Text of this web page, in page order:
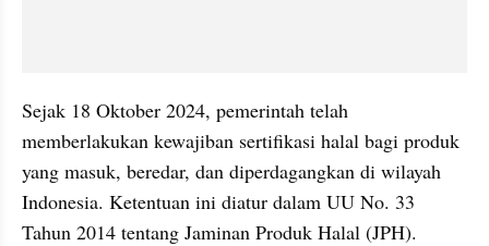
Sejak 18 Oktober 2024, pemerintah telah
memberlakukan kewajiban sertifikasi halal bagi produk
yang masuk, beredar, dan diperdagangkan di wilayah
Indonesia. Ketentuan ini diatur dalam UU No. 33
Tahun 2014 tentang Jaminan Produk Halal (JPH).